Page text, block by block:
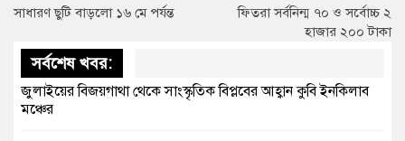
সাধারণ ছুটি বাড়লো ১৬ মে পর্যন্ত
ফিতরা সর্বনিন্ম ৭০ ও সর্বোচ্চ ২
হাজার ২০০ টাকা
সর্বশেষ খবর:
জুলাইয়ের বিজয়গাথা থেকে সাংস্কৃতিক বিপ্লবের আহ্বান কুবি ইনকিলাব
মঞ্চের